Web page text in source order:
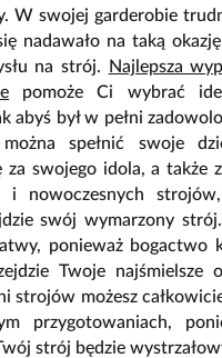
W swojej garderobie
nadawało na taką
na strój.
Najlepsza
pomoże Ci wybrać
abyś był w pełni
spełnić swoje
za swojego idola, a także
i nowoczesnych
swój wymarzony
ponieważ bogactwo
Twoje najśmielsze
strojów możesz
przygotowaniach,
strój będzie